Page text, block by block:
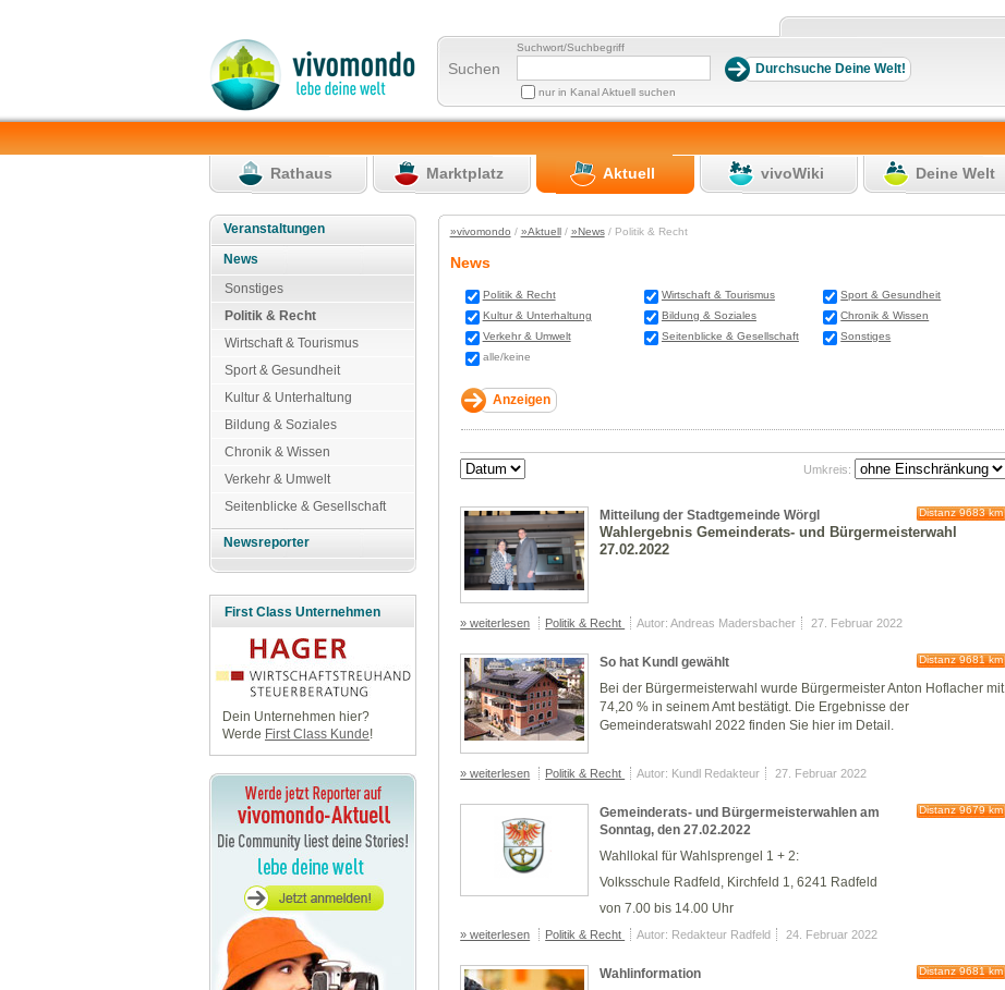
Suchen
Suchwort/Suchbegriff
nur in Kanal Aktuell suchen
Rathaus Marktplatz Aktuell vivoWiki Deine Welt
Veranstaltungen
News
Sonstiges
Politik & Recht
Wirtschaft & Tourismus
Sport & Gesundheit
Kultur & Unterhaltung
Bildung & Soziales
Chronik & Wissen
Verkehr & Umwelt
Seitenblicke & Gesellschaft
Newsreporter
First Class Unternehmen
Dein Unternehmen hier?
Werde First Class Kunde!
»vivomondo / »Aktuell/ »News/ Politik & Recht
News
Politik & Recht Wirtschaft & Tourismus
Sport & Gesundheit
Kultur & Unterhaltung
Bildung & Soziales
Chronik & Wissen
Verkehr & Umwelt
Seitenblicke & Gesellschaft
Sonstiges
alle/keine
Umkreis:
Mitteilung der Stadtgemeinde Wörgl Distanz 9683 km
Wahlergebnis Gemeinderats- und Bürgermeisterwahl
27.02.2022
» weiterlesen Politik & Recht Autor: Andreas Madersbacher 27. Februar 2022
So hat Kundl gewählt Distanz 9681 km
Bei der Bürgermeisterwahl wurde Bürgermeister Anton Hoflacher mit
74,20 % in seinem Amt bestätigt. Die Ergebnisse der
Gemeinderatswahl 2022 finden Sie hier im Detail.
» weiterlesen Politik & Recht Autor: Kundl Redakteur 27. Februar 2022
Gemeinderats- und Bürgermeisterwahlen am
Sonntag, den 27.02.2022
Distanz 9679 km
Wahllokal für Wahlsprengel 1 + 2:
Volksschule Radfeld, Kirchfeld 1, 6241 Radfeld
von 7.00 bis 14.00 Uhr
» weiterlesen Politik & Recht Autor: Redakteur Radfeld 24. Februar 2022
Wahlinformation Distanz 9681 km